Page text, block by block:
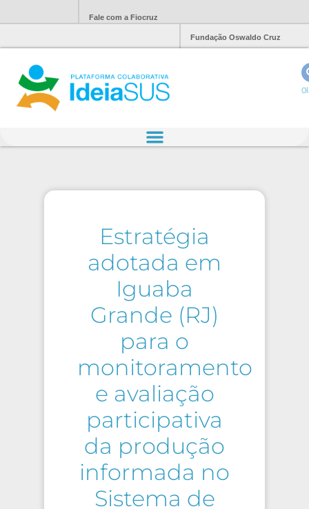
Fale com a Fiocruz
Fundação Oswaldo Cruz
Estratégia
adotada em
Iguaba
Grande (RJ)
para o
monitoramento
e avaliação
participativa
da produção
informada no
Sistema de